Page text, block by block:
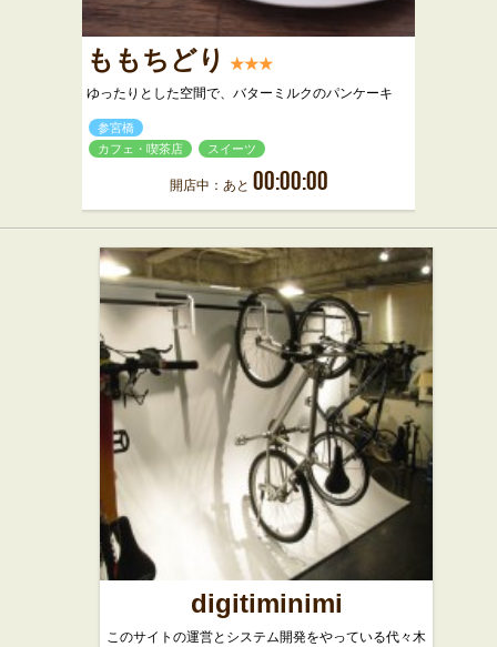
ももちどり ★★★
ゆったりとした空間で、バターミルクのパンケーキ
参宮橋
カフェ・喫茶店
スイーツ
開店中：あと 00:00:00
digitiminimi
このサイトの運営とシステム開発をやっている代々木